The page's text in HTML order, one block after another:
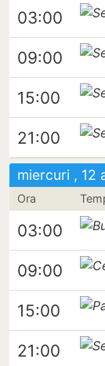
03:00
09:00
15:00
21:00
miercuri , 12
Ora
03:00
09:00
15:00
21:00